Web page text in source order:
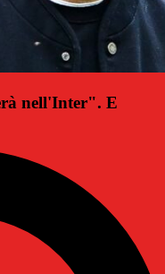
nell'Inter". E